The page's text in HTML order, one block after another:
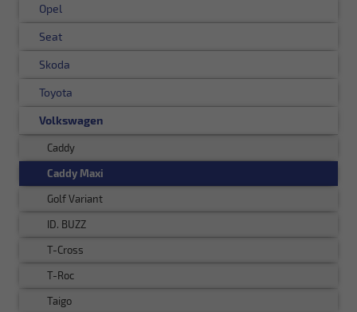
Opel
Seat
Skoda
Toyota
Volkswagen
Caddy
Caddy Maxi
Golf Variant
ID. BUZZ
T-Cross
T-Roc
Taigo